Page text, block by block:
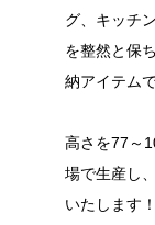
グ、キッチ
を整然と保
納アイテムで
高さを77～
場で生産し
いたします